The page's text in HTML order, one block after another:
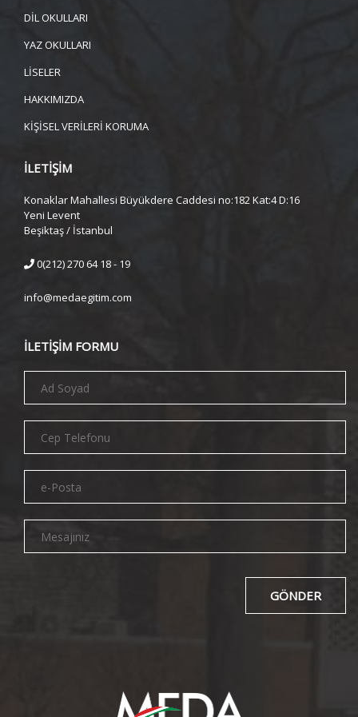
DİL OKULLARI
YAZ OKULLARI
LİSELER
HAKKIMIZDA
KİŞİSEL VERİLERİ KORUMA
İLETİŞİM
Konaklar Mahallesi Büyükdere Caddesi no:182 Kat:4 D:16
Yeni Levent
Beşiktaş / İstanbul
0(212) 270 64 18 - 19
info@medaegitim.com
İLETİŞİM FORMU
GÖNDER